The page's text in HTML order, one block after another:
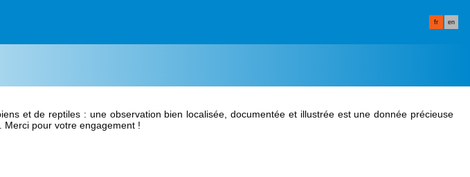
fr en
et de reptiles : une observation bien localisée, documentée et illustrée est une donnée précieuse
Merci pour votre engagement !